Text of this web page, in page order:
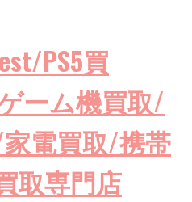
PS5買
ーム機買取/
電買取/携帯
取専門店